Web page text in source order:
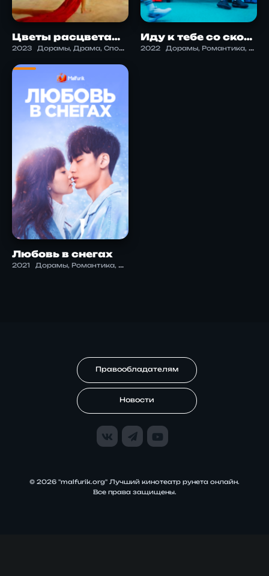
Цветы расцветают даже на песке
2023 Дорамы, Драма, Спорт
Иду к тебе со скоростью 493км/ч
2022 Дорамы, Романтика, Спорт
Любовь в снегах
2021 Дорамы, Романтика, Спорт
Правообладателям
Новости
© 2026 "malfurik.org" Лучший кинотеатр рунета онлайн.
Все права защищены.